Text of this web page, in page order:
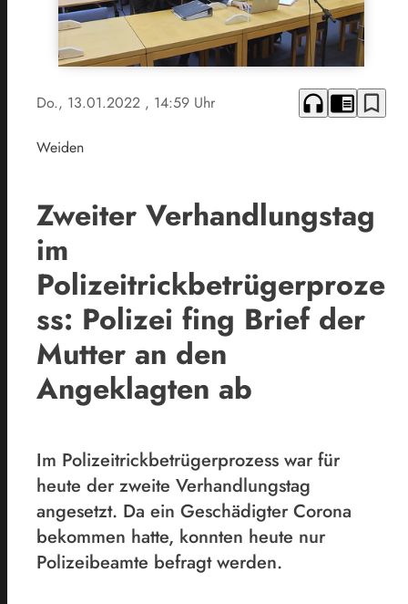
Do., 13.01.2022 , 14:59 Uhr headphones chrome_reader_mode bookmark_border
Weiden
Zweiter Verhandlungstag
im
Polizeitrickbetrügerproze
ss: Polizei fing Brief der
Mutter an den
Angeklagten ab
­Im Polizeitrickbetrügerprozess war für
heute der zweite Verhandlungstag
angesetzt. Da ein Geschädigter Corona
bekommen hatte, konnten heute nur
Polizeibeamte befragt werden.